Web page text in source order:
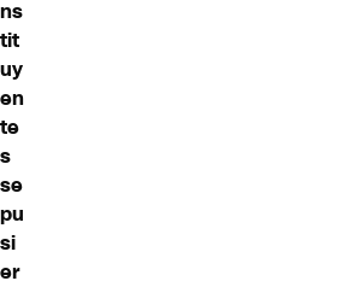
ns
tit
uy
en
te
s
se
pu
si
er